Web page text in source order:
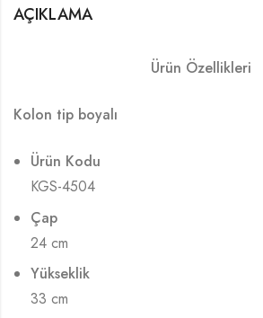
AÇIKLAMA
Ürün Özellikleri
Kolon tip boyalı
Ürün Kodu
KGS-4504
Çap
24 cm
Yükseklik
33 cm